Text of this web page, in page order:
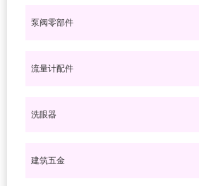
泵阀零部件
流量计配件
洗眼器
建筑五金